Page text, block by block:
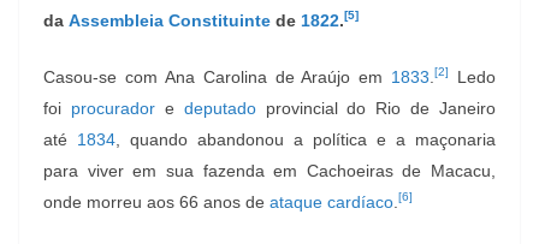
da Assembleia Constituinte de 1822.[5]
Casou-se com Ana Carolina de Araújo em 1833 .[2]
Ledo
foi procuradore deputadoprovincial do Rio de Janeiro
até 1834 , quando abandonou a política e a maçonaria
para viver em sua fazenda em Cachoeiras de Macacu,
onde morreu aos 66 anos de ataque cardíaco [6]